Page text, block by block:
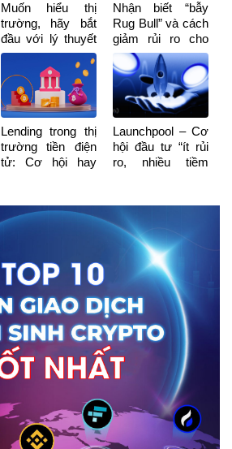
Muốn hiểu thị
trường, hãy bắt
đầu với lý thuyết
Dow
Nhận biết “bẫy
Rug Bull” và cách
giảm rủi ro cho
nhà đầu tư
Lending trong thị
trường tiền điện
tử: Cơ hội hay
Launchpool – Cơ
hội đầu tư “ít rủi
ro, nhiều tiềm